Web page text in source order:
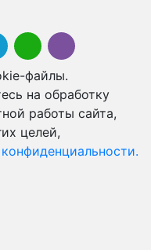
файлы.
на обработку
работы сайта,
целей,